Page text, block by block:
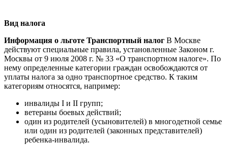
Вид налога
Информация о льготе Транспортный налог В Москве
действуют специальные правила, установленные Законом г.
Москвы от 9 июля 2008 г. № 33 «О транспортном налоге». По
нему определенные категории граждан освобождаются от
уплаты налога за одно транспортное средство. К таким
категориям относятся, например:
инвалиды I и II групп;
ветераны боевых действий;
один из родителей (усыновителей) в многодетной семье
или один из родителей (законных представителей)
ребенка-инвалида.